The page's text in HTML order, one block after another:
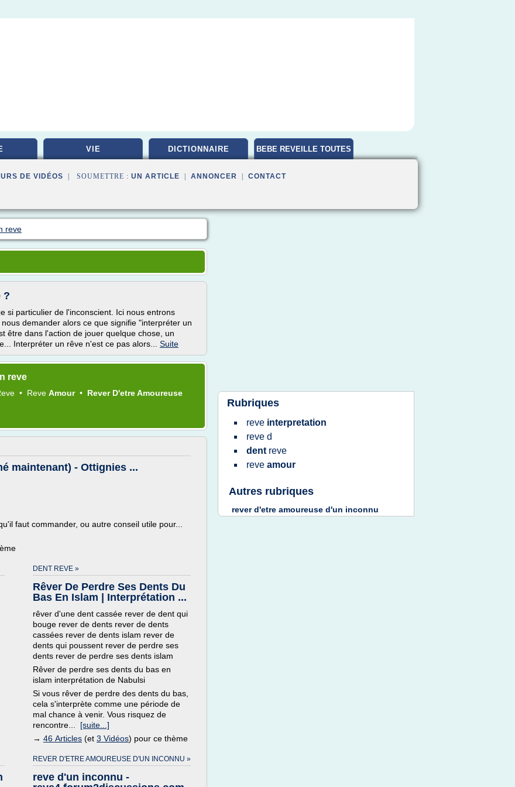
VIE DICTIONNAIRE BEBE REVEILLE TOUTES
DE VIDÉOS | SOUMETTRE : UN ARTICLE ANNONCER CONTACT
reve
?
si particulier de l'inconscient. Ici nous entrons
demander alors ce que signifie "interpréter un
être dans l'action de jouer quelque chose, un
Interpréter un rêve n'est ce pas alors... Suite
reve
• Reve Amour • Rever D'etre Amoureuse
maintenant) - Ottignies ...
faut commander, ou autre conseil utile pour...
DENT REVE »
Rêver De Perdre Ses Dents Du
Bas En Islam | Interprétation ...
rêver d'une dent cassée rever de dent qui
bouge rever de dents rever de dents
cassées rever de dents islam rever de
dents qui poussent rever de perdre ses
dents rever de perdre ses dents islam
Rêver de perdre ses dents du bas en
islam interprétation de Nabulsi
Si vous rêver de perdre des dents du bas,
cela s'interprète comme une période de
mal chance à venir. Vous risquez de
rencontre... [suite...]
→ 46 Articles (et 3 Vidéos) pour ce thème
REVER D'ETRE AMOUREUSE D'UN INCONNU »
reve d'un inconnu -
Rubriques
reve interpretation
reve d
dent reve
reve amour
Autres rubriques
rever d'etre amoureuse d'un inconnu